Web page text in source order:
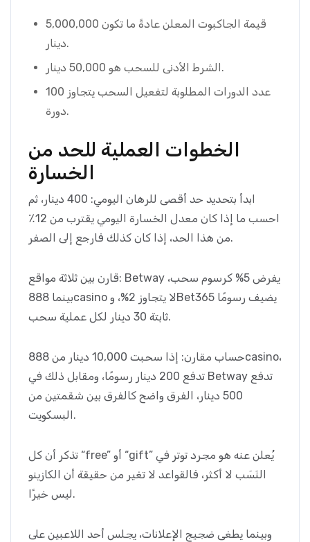
قيمة الجاكبوت المعلن عادةً ما تكون 5,000,000
دينار.
الشرط الأدنى للسحب هو 50,000 دينار.
عدد الدورات المطلوبة لتفعيل السحب يتجاوز 100
دورة.
الخطوات العملية للحد من
الخسارة
ابدأ بتحديد حد أقصى للرهان اليومي: 400 دينار، ثم
احسب ما إذا كان معدل الخسارة اليومي يقترب من 12٪
من هذا الحد، إذا كان كذلك فارجع إلى الصفر.
قارن بين ثلاثة مواقع: Betway يفرض 5% كرسوم سحب،
بينما 888casino لا يتجاوز 2%، وBet365 يضيف رسومًا
ثابتة 30 دينار لكل عملية سحب.
حساب مقارن: إذا سحبت 10,000 دينار من 888casino،
تدفع 200 دينار رسومًا، ومقابل ذلك في Betway تدفع
500 دينار، الفرق واضح كالفرق بين شقمتين من
البسكويت.
تذكر أن كل “free” أو “gift” يُعلن عنه هو مجرد توتر في
النَسَب لا أكثر، فالقواعد لا تغير من حقيقة أن الكازينو
ليس خيرًا.
وبينما يطغى ضجيج الإعلانات، يجلس أحد اللاعبين على